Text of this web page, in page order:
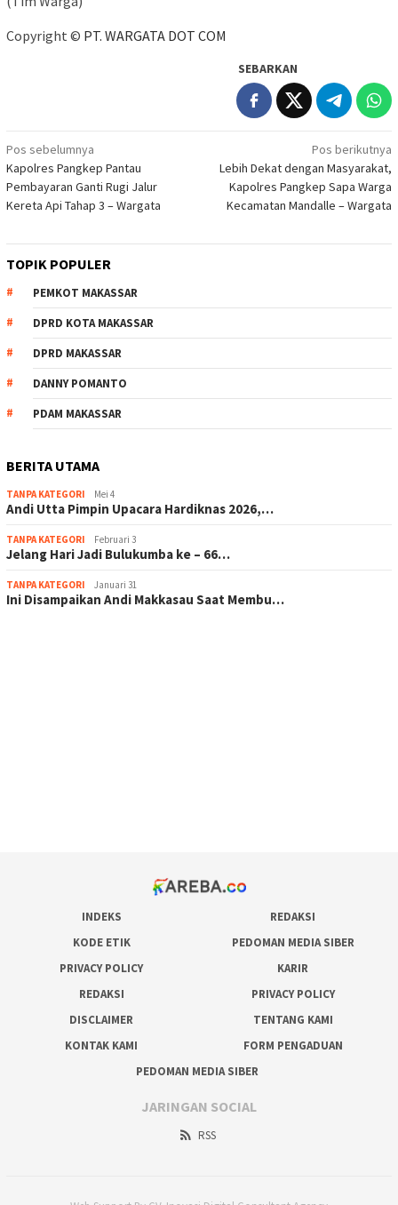
Copyright © PT. WARGATA DOT COM
SEBARKAN
Navigasi
pos
Pos sebelumnya
Kapolres Pangkep Pantau
Pembayaran Ganti Rugi Jalur
Kereta Api Tahap 3 – Wargata
Pos berikutnya
Lebih Dekat dengan Masyarakat,
Kapolres Pangkep Sapa Warga
Kecamatan Mandalle – Wargata
TOPIK POPULER
PEMKOT MAKASSAR
DPRD KOTA MAKASSAR
DPRD MAKASSAR
DANNY POMANTO
PDAM MAKASSAR
BERITA UTAMA
TANPA KATEGORI Mei 4
Andi Utta Pimpin Upacara Hardiknas 2026,…
TANPA KATEGORI Februari 3
Jelang Hari Jadi Bulukumba ke – 66…
TANPA KATEGORI Januari 31
Ini Disampaikan Andi Makkasau Saat Membu…
INDEKS
REDAKSI
KODE ETIK
PEDOMAN MEDIA SIBER
PRIVACY POLICY
KARIR
REDAKSI
PRIVACY POLICY
DISCLAIMER
TENTANG KAMI
KONTAK KAMI
FORM PENGADUAN
PEDOMAN MEDIA SIBER
JARINGAN SOCIAL
RSS